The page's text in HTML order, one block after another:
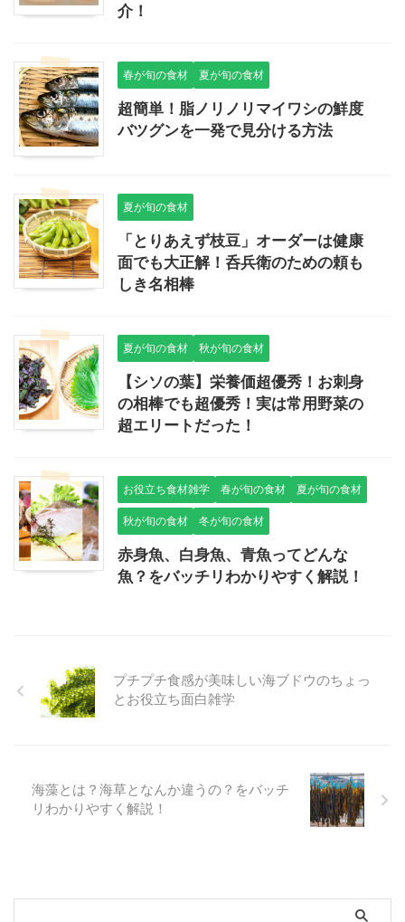
介！
春が旬の食材 夏が旬の食材
超簡単！脂ノリノリマイワシの鮮度
バツグンを一発で見分ける方法
夏が旬の食材
「とりあえず枝豆」オーダーは健康
面でも大正解！呑兵衛のための頼も
しき名相棒
夏が旬の食材 秋が旬の食材
【シソの葉】栄養価超優秀！お刺身
の相棒でも超優秀！実は常用野菜の
超エリートだった！
お役立ち食材雑学 春が旬の食材 夏が旬の食材
秋が旬の食材 冬が旬の食材
赤身魚、白身魚、青魚ってどんな
魚？をバッチリわかりやすく解説！
プチプチ食感が美味しい海ブドウのちょっ
とお役立ち面白雑学
海藻とは？海草となんか違うの？をバッチ
リわかりやすく解説！